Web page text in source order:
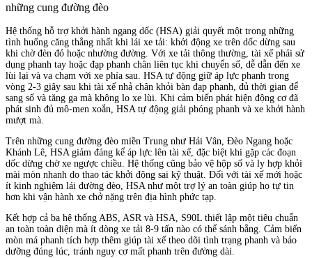
những cung đường đèo
Hệ thống hỗ trợ khởi hành ngang dốc (HSA) giải quyết một trong những
tình huống căng thẳng nhất khi lái xe tải: khởi động xe trên dốc dừng sau
khi chờ đèn đỏ hoặc nhường đường. Với xe tải thông thường, tài xế phải sử
dụng phanh tay hoặc đạp phanh chân liên tục khi chuyển số, dễ dẫn đến xe
lùi lại và va chạm với xe phía sau. HSA tự động giữ áp lực phanh trong
vòng 2-3 giây sau khi tài xế nhả chân khỏi bàn đạp phanh, đủ thời gian để
sang số và tăng ga mà không lo xe lùi. Khi cảm biến phát hiện động cơ đã
phát sinh đủ mô-men xoắn, HSA tự động giải phóng phanh và xe khởi hành
mượt mà.
Trên những cung đường đèo miền Trung như Hải Vân, Đèo Ngang hoặc
Khánh Lê, HSA giảm đáng kể áp lực lên tài xế, đặc biệt khi gặp các đoạn
dốc dừng chờ xe ngược chiều. Hệ thống cũng bảo vệ hộp số và ly hợp khỏi
mài mòn nhanh do thao tác khởi động sai kỹ thuật. Đối với tài xế mới hoặc
ít kinh nghiệm lái đường đèo, HSA như một trợ lý an toàn giúp họ tự tin
hơn khi vận hành xe chở nặng trên địa hình phức tạp.
Kết hợp cả ba hệ thống ABS, ASR và HSA, S90L thiết lập một tiêu chuẩn
an toàn toàn diện mà ít dòng xe tải 8-9 tấn nào có thể sánh bằng. Cảm biến
mòn má phanh tích hợp thêm giúp tài xế theo dõi tình trạng phanh và bảo
dưỡng đúng lúc, tránh nguy cơ mất phanh trên đường dài.